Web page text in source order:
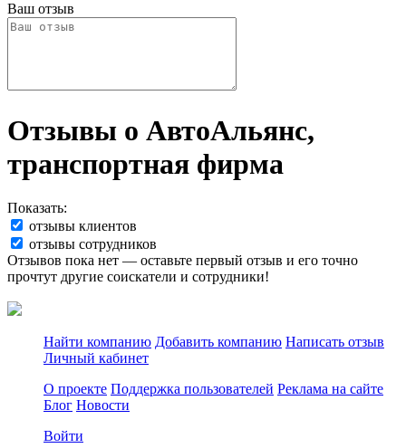
Ваш отзыв
Отзывы о АвтоАльянс,
транспортная фирма
Показать:
отзывы клиентов
отзывы сотрудников
Отзывов пока нет — оставьте первый отзыв и его точно
прочтут другие соискатели и сотрудники!
Найти компанию Добавить компанию Написать отзыв
Личный кабинет
О проекте Поддержка пользователей Реклама на сайте
Блог Новости
Войти